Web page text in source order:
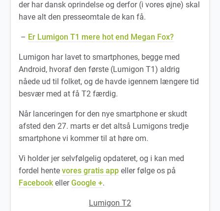
der har dansk oprindelse og derfor (i vores øjne) skal
have alt den presseomtale de kan få.
– Er Lumigon T1 mere hot end Megan Fox?
Lumigon har lavet to smartphones, begge med
Android, hvoraf den første (Lumigon T1) aldrig
nåede ud til folket, og de havde igennem længere tid
besvær med at få T2 færdig.
Når lanceringen for den nye smartphone er skudt
afsted den 27. marts er det altså Lumigons tredje
smartphone vi kommer til at høre om.
Vi holder jer selvfølgelig opdateret, og i kan med
fordel hentevores gratis app eller følge os på
FacebookellerGoogle +.
Lumigon T2